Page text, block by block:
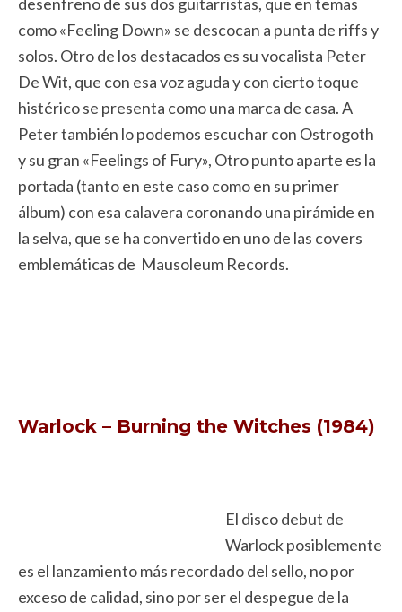
como «Feeling Down» se descocan a punta de riffs y
solos. Otro de los destacados es su vocalista Peter
De Wit, que con esa voz aguda y con cierto toque
histérico se presenta como una marca de casa. A
Peter también lo podemos escuchar con Ostrogoth
y su gran «Feelings of Fury», Otro punto aparte es la
portada (tanto en este caso como en su primer
álbum) con esa calavera coronando una pirámide en
la selva, que se ha convertido en uno de las covers
emblemáticas de Mausoleum Records.
Warlock – Burning the Witches (1984)
El disco debut de
Warlock posiblemente
es el lanzamiento más recordado del sello, no por
exceso de calidad, sino por ser el despegue de la